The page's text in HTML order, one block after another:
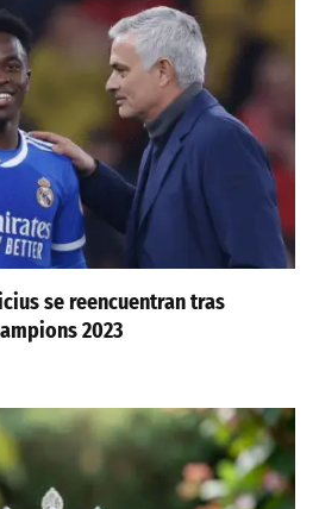
se reencuentran tras
2023